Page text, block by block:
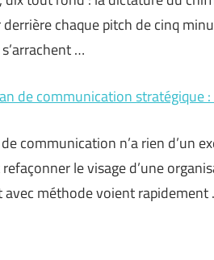
chaque pitch de cinq
…
de communication stratégique
communication n’a rien d’un
le visage d’une
avec méthode voient rapidement